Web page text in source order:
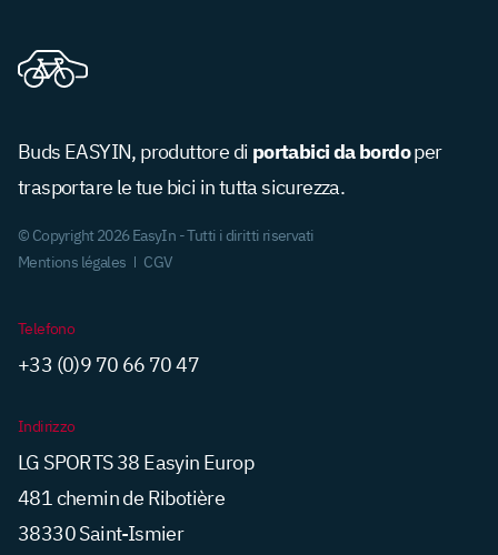
Buds EASYIN, produttore di portabici da bordoper
trasportare le tue bici in tutta sicurezza.
© Copyright 2026 EasyIn - Tutti i diritti riservati
Mentions légales
CGV
Telefono
+33 (0)9 70 66 70 47
Indirizzo
LG SPORTS 38 Easyin Europ
481 chemin de Ribotière
38330 Saint-Ismier